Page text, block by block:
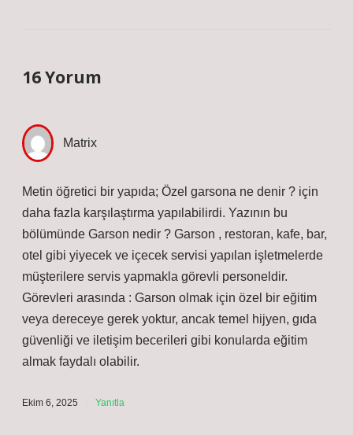
16 Yorum
Metin öğretici bir yapıda; Özel garsona ne denir ? için
daha fazla karşılaştırma yapılabilirdi. Yazının bu
bölümünde Garson nedir ? Garson , restoran, kafe, bar,
otel gibi yiyecek ve içecek servisi yapılan işletmelerde
müşterilere servis yapmakla görevli personeldir.
Görevleri arasında : Garson olmak için özel bir eğitim
veya dereceye gerek yoktur, ancak temel hijyen, gıda
güvenliği ve iletişim becerileri gibi konularda eğitim
almak faydalı olabilir.
Ekim 6, 2025 Yanıtla